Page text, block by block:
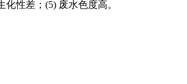
性差；(5) 废水色度高。